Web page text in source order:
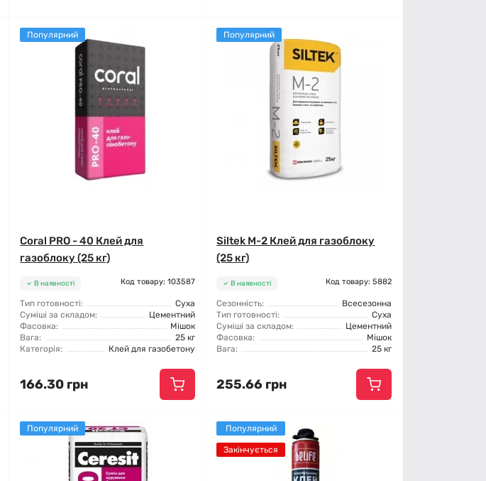
Популярний
Coral PRO - 40 Клей для
газоблоку (25 кг)
В наявності Код товару: 103587
Тип готовності:
Суха
Суміші за складом:
Цементний
Фасовка:
Мішок
Вага:
25 кг
Категорія:
Клей для газобетону
166.30 грн
Популярний
Siltek M-2 Клей для газоблоку
(25 кг)
В наявності Код товару: 5882
Сезонність:
Всесезонна
Тип готовності:
Суха
Суміші за складом:
Цементний
Фасовка:
Мішок
Вага:
25 кг
255.66 грн
Популярний Популярний
Закінчується